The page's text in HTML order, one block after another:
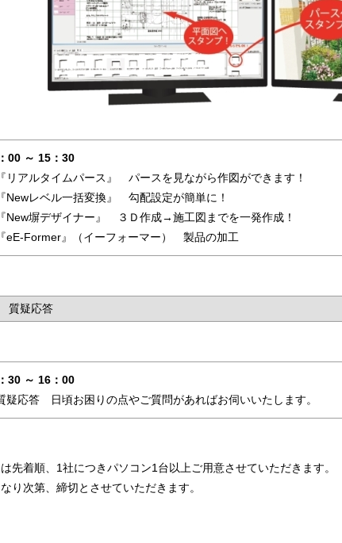
00 ～ 15：30
リアルタイムパース』 パースを見ながら作図ができます！
Newレベル一括変換』 勾配設定が簡単に！
New塀デザイナー』 ３Ｄ作成→施工図までを一発作成！
eE-Former』（イーフォーマー） 製品の加工
質疑応答
30 ～ 16：00
疑応答 日頃お困りの点やご質問があればお伺いいたします。
先着順、1社につきパソコン1台以上ご用意させていただきます。
り次第、締切とさせていただきます。